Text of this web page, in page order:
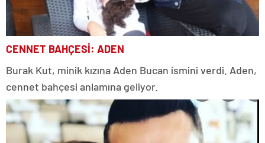
CENNET BAHÇESİ: ADEN
Burak Kut, minik kızına Aden Bucan ismini verdi. Aden,
cennet bahçesi anlamına geliyor.